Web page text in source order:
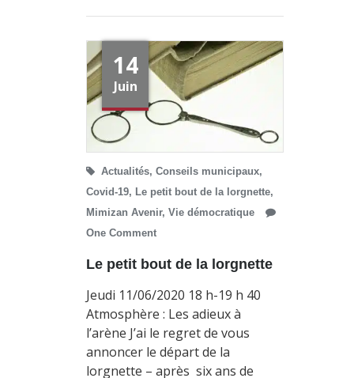
14
Juin
Actualités, Conseils municipaux,
Covid-19, Le petit bout de la lorgnette,
Mimizan Avenir, Vie démocratique
One Comment
Le petit bout de la lorgnette
Jeudi 11/06/2020 18 h-19 h 40
Atmosphère : Les adieux à
l’arène J’ai le regret de vous
annoncer le départ de la
lorgnette – après six ans de